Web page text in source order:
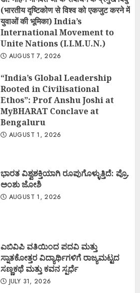
(भारतीय दृष्टिकोण से विश्व को एकजुट करने में
युवाओं की भूमिका) India’s
International Movement to
Unite Nations (I.I.M.U.N.)
AUGUST 7, 2026
“India’s Global Leadership
Rooted in Civilisational
Ethos”: Prof Anshu Joshi at
MyBHARAT Conclave at
Bengaluru
AUGUST 1, 2026
ಭಾರತ ವಿಶ್ವಶಕ್ತಿಯಾಗಿ ರೂಪುಗೊಳ್ಳುತ್ತಿದೆ: ಪ್ರೊ.
ಅಂಶು ಜೋಶಿ
AUGUST 1, 2026
ಎಬಿವಿಪಿ ವತಿಯಿಂದ ಪದವಿ ಮತ್ತು
ಸ್ನಾತಕೋತ್ತರ ವಿದ್ಯಾರ್ಥಿಗಳಿಗೆ ರಾಜ್ಯಮಟ್ಟದ
ಸಣ್ಣಕಥೆ ಮತ್ತು ಕವನ ಸ್ಪರ್ಧೆ
JULY 31, 2026